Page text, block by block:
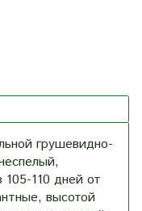
грушевидно-
110 дней от
высотой